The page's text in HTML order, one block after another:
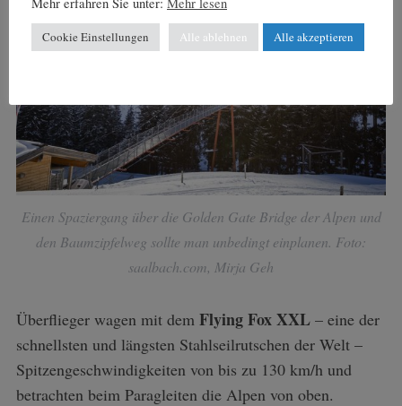
Einen Spaziergang über die Golden Gate Bridge der Alpen und
den Baumzipfelweg sollte man unbedingt einplanen. Foto:
saalbach.com, Mirja Geh
Überflieger wagen mit dem Flying Fox XXL– eine der
schnellsten und längsten Stahlseilrutschen der Welt –
Spitzengeschwindigkeiten von bis zu 130 km/h und
betrachten beim Paragleiten die Alpen von oben.
Cookie Einstellungen Alle ablehnen Alle akzeptieren